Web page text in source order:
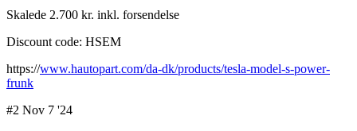
Skalede 2.700 kr. inkl. forsendelse
Discount code: HSEM
https://www.hautopart.com/da-dk/products/tesla-model-s-power-
frunk
#2 Nov 7 '24